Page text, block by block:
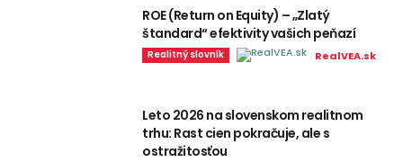
ROE (Return on Equity) – „Zlatý
štandard“ efektivity vašich peňazí
Realitný slovník RealVEA.sk
Leto 2026 na slovenskom realitnom
trhu: Rast cien pokračuje, ale s
ostražitosťou